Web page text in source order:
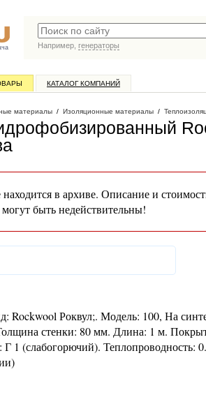
Например, генераторы
КАТАЛОГ КОМПАНИЙ
материалы / Изоляционные материалы /
в архиве. Описание и
быть недействительны!
Rockwool Роквул;. Модель: 100, На
стенки: 80 мм. Длина: 1 м.
1 (слабогорючий). Теплопроводность: